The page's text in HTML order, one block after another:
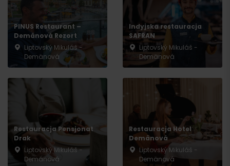
PINUS Restaurant –
Demänová Rezort
Liptovský Mikuláš -
Demänová
Indyjska restauracja
SAFRAN
Liptovský Mikuláš -
Demänová
Restauracja Pensjonat
Drak
Liptovský Mikuláš -
Demänová
Restauracja Hotel
Demänová
Liptovský Mikuláš -
Demänová